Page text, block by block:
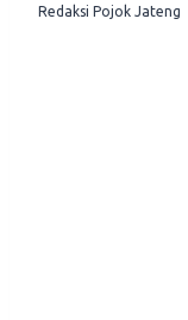
Redaksi Pojok Jateng